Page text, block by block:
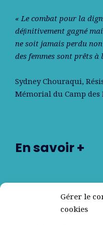
Gérer le
cookies
« Le combat pour la
déﬁnitivement gagné
ne soit jamais perdu
des femmes sont prêts à
Sydney Chouraqui,
Mémorial du Camp des
En savoir +